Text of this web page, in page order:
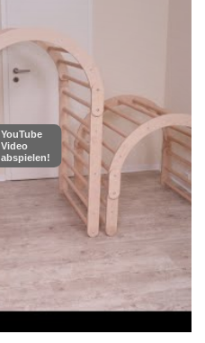
YouTube
Video
abspielen!